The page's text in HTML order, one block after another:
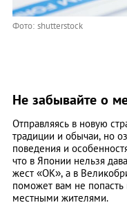
Фото: shutterstock
Не забывайте о
Отправляясь в новую
традиции и обычаи, но
поведения и
что в Японии нельзя
жест «ОК», а в
поможет вам не попасть
местными жителями.